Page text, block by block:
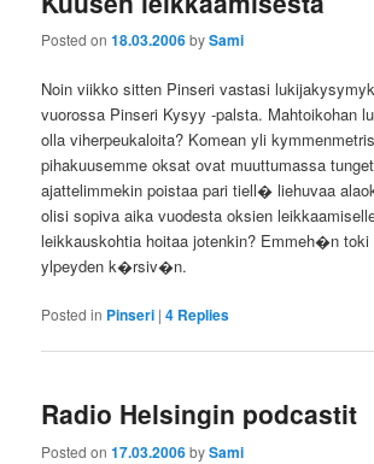
Posted on18.03.2006bySami
Noin viikko sitten Pinseri vastasi
vuorossa Pinseri Kysyy -palsta. Mahtoikohan
olla viherpeukaloita? Komean yli
pihakuusemme oksat ovat muuttumassa
ajattelimmekin poistaa pari tiell� liehuvaa
olisi sopiva aika vuodesta oksien
leikkauskohtia hoitaa jotenkin? Emmeh�n toki
ylpeyden k�rsiv�n.
Posted in Pinseri |4 Replies
Radio Helsingin podcastit
Posted on17.03.2006bySami